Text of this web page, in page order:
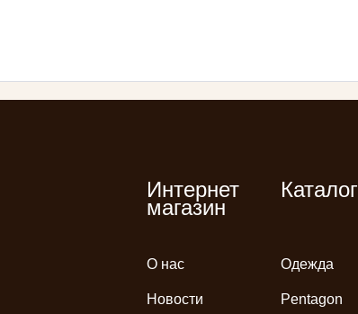
Интернет
магазин
О нас
Новости
Каталог
Одежда
Pentagon